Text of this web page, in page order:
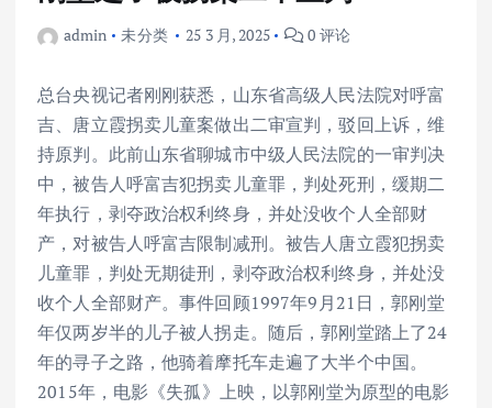
admin 未分类 25 3 月, 2025 0 评论
总台央视记者刚刚获悉，山东省高级人民法院对呼富
吉、唐立霞拐卖儿童案做出二审宣判，驳回上诉，维
持原判。此前山东省聊城市中级人民法院的一审判决
中，被告人呼富吉犯拐卖儿童罪，判处死刑，缓期二
年执行，剥夺政治权利终身，并处没收个人全部财
产，对被告人呼富吉限制减刑。被告人唐立霞犯拐卖
儿童罪，判处无期徒刑，剥夺政治权利终身，并处没
收个人全部财产。事件回顾1997年9月21日，郭刚堂
年仅两岁半的儿子被人拐走。随后，郭刚堂踏上了24
年的寻子之路，他骑着摩托车走遍了大半个中国。
2015年，电影《失孤》上映，以郭刚堂为原型的电影